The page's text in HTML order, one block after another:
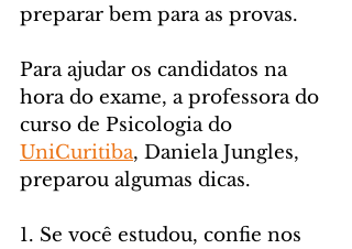
preparar bem para as provas.
Para ajudar os candidatos na
hora do exame, a professora do
curso de Psicologia do
UniCuritiba, Daniela Jungles,
preparou algumas dicas.
1. Se você estudou, confie nos